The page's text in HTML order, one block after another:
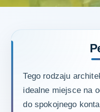
Tego rodzaju
idealne miejsce na
do spokojnego